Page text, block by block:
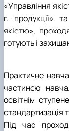
«Управління
г. продукції»
якістю»,
готують і
Практичне
частиною
освітнім
стандартизація
Під час